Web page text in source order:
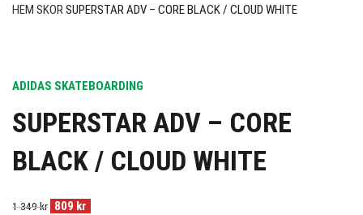
HEM SKORSUPERSTAR ADV – CORE BLACK / CLOUD WHITE
ADIDAS SKATEBOARDING
SUPERSTAR ADV – CORE
BLACK / CLOUD WHITE
1 349kr 809 kr